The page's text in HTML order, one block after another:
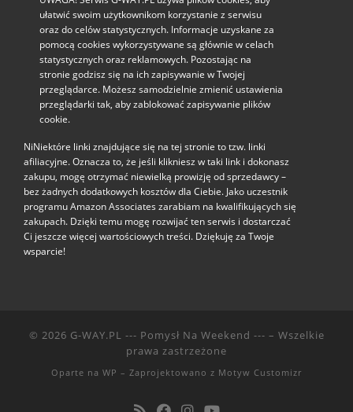
ułatwić swoim użytkownikom korzystanie z serwisu
oraz do celów statystycznych. Informacje uzyskane za
pomocą cookies wykorzystywane są głównie w celach
statystycznych oraz reklamowych. Pozostając na
stronie godzisz się na ich zapisywanie w Twojej
przeglądarce. Możesz samodzielnie zmienić ustawienia
przeglądarki tak, aby zablokować zapisywanie plików
cookie.
NiNiektóre linki znajdujące się na tej stronie to tzw. linki
afiliacyjne. Oznacza to, że jeśli klikniesz w taki link i dokonasz
zakupu, mogę otrzymać niewielką prowizję od sprzedawcy –
bez żadnych dodatkowych kosztów dla Ciebie. Jako uczestnik
programu Amazon Associates zarabiam na kwalifikujących się
zakupach. Dzięki temu mogę rozwijać ten serwis i dostarczać
Ci jeszcze więcej wartościowych treści. Dziękuję za Twoje
wsparcie!
© 2026 G-WAY.PL --- Pomysł Na Weekend --- – Wszelkie
prawa zastrzeżone
Oparte na WP – Zaprojektowano z Motyw Customizr